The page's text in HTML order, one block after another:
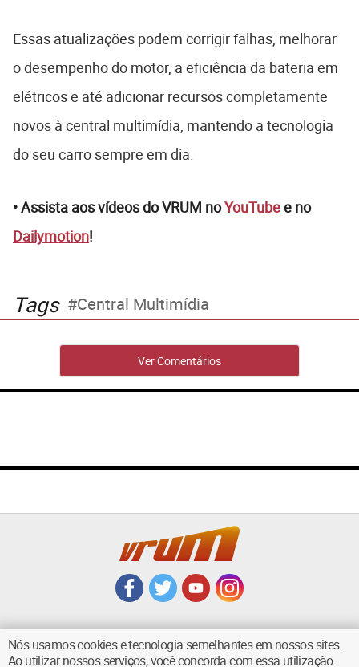
Essas atualizações podem corrigir falhas, melhorar
o desempenho do motor, a eficiência da bateria em
elétricos e até adicionar recursos completamente
novos à central multimídia, mantendo a tecnologia
do seu carro sempre em dia.
• Assista aos vídeos do VRUM noYouTubee no
Dailymotion!
Tags Central Multimídia
Ver Comentários
Nós usamos cookies e tecnologia semelhantes em nossos sites.
Ao utilizar nossos serviços, você concorda com essa utilização.